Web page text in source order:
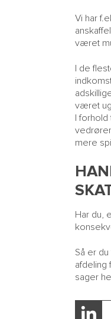
Vi har
været
I de
været
I
mere
Har du,
Så er
afdeling
sager